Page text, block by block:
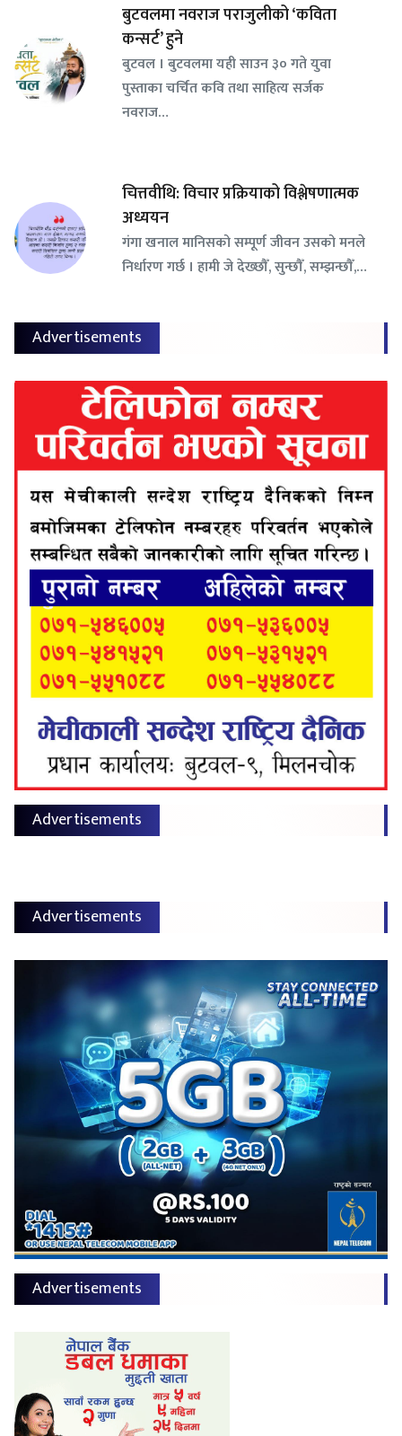
बुटवलमा नवराज पराजुलीको ‘कविता
कन्सर्ट’ हुने
बुटवल । बुटवलमा यही साउन ३० गते युवा
पुस्ताका चर्चित कवि तथा साहित्य सर्जक
नवराज…
चित्तवीथि: विचार प्रक्रियाको विश्लेषणात्मक
अध्ययन
गंगा खनाल मानिसको सम्पूर्ण जीवन उसको मनले
निर्धारण गर्छ । हामी जे देख्छौँ, सुन्छौँ, सम्झन्छौँ,…
Advertisements
Advertisements
Advertisements
Advertisements